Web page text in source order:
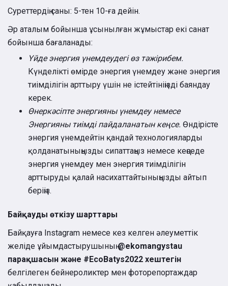
Суреттердің саны: 5-тен 10-ға дейін.
Әр аталым бойынша ұсынылған жұмыстар екі санат
бойынша бағаланады:
Үйде энергия үнемдеудегі өз тәжірибем.
Күнделікті өмірде энергия үнемдеу және энергия
тиімділігін арттыру үшін не істейтініңізді баяндау
керек.
Өнеркәсіпте энергияны үнемдеу немесе
Энергияны тиімді пайдаланатын кеңсе. Өндірісте
энергия үнемдейтін қандай технологияларды
қолданатыныңызды сипаттаңыз немесе кеңседе
энергия үнемдеу мен энергия тиімділігін
арттыруды қалай насихаттайтыныңызды айтып
беріңіз.
Байқауды өткізу шарттары
Байқауға Instagram немесе кез келген әлеуметтік
желіде ұйымдастырушының@ekomangystau
парақшасын және #EcoBatys2022 хештегін
белгілеген бейнероликтер мен фоторепортаждар